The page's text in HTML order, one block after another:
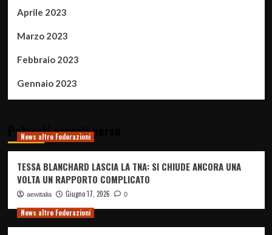
Aprile 2023
Marzo 2023
Febbraio 2023
Gennaio 2023
Potresti esserti perso
News altre Federazioni
TESSA BLANCHARD LASCIA LA TNA: SI CHIUDE ANCORA UNA
VOLTA UN RAPPORTO COMPLICATO
aewitalia Giugno 17, 2026 0
News altre Federazioni